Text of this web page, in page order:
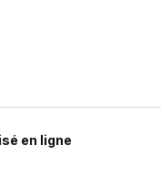
en ligne